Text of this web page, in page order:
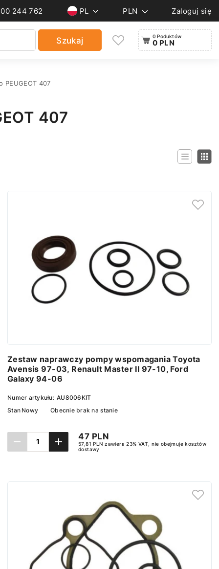
244 762 PL PLN Zaloguj się
Szukaj 0 Poduktów
0 PLN
PEUGEOT 407
407
Zestaw naprawczy pompy wspomagania Toyota
Avensis 97-03, Renault Master II 97-10, Ford
Galaxy 94-06
Numer artykułu: AU8006KIT
Stan Nowy Obecnie brak na stanie
47 PLN
57,81 PLN zawiera 23% VAT, nie obejmuje kosztów
dostawy